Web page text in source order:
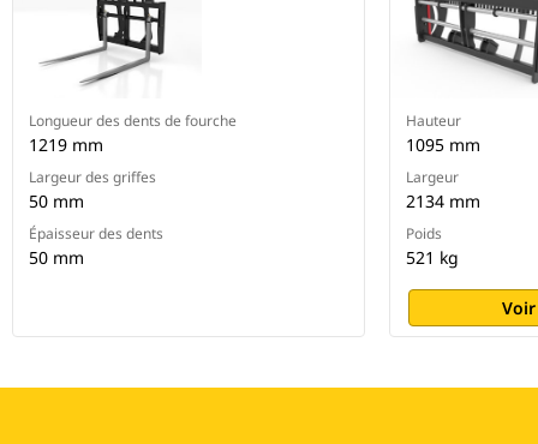
Longueur des dents de fourche
1219 mm
Largeur des griffes
50 mm
Épaisseur des dents
50 mm
Hauteur
1095 mm
Largeur
2134 mm
Poids
521 kg